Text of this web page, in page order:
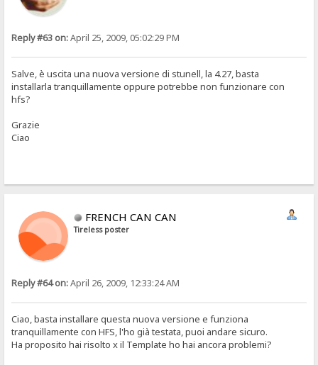
Reply #63 on:April 25, 2009, 05:02:29 PM
Salve, è uscita una nuova versione di stunell, la 4.27, basta
installarla tranquillamente oppure potrebbe non funzionare con
hfs?
Grazie
Ciao
FRENCH CAN CAN
Tireless poster
Reply #64 on:April 26, 2009, 12:33:24 AM
Ciao, basta installare questa nuova versione e funziona
tranquillamente con HFS, l'ho già testata, puoi andare sicuro.
Ha proposito hai risolto x il Template ho hai ancora problemi?